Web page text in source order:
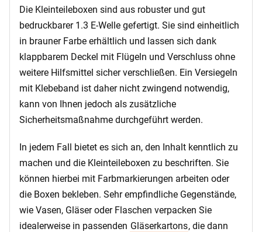
Die Kleinteileboxen sind aus robuster und gut
bedruckbarer 1.3 E-Welle gefertigt. Sie sind einheitlich
in brauner Farbe erhältlich und lassen sich dank
klappbarem Deckel mit Flügeln und Verschluss ohne
weitere Hilfsmittel sicher verschließen. Ein Versiegeln
mit Klebeband ist daher nicht zwingend notwendig,
kann von Ihnen jedoch als zusätzliche
Sicherheitsmaßnahme durchgeführt werden.
In jedem Fall bietet es sich an, den Inhalt kenntlich zu
machen und die Kleinteileboxen zu beschriften. Sie
können hierbei mit Farbmarkierungen arbeiten oder
die Boxen bekleben. Sehr empfindliche Gegenstände,
wie Vasen, Gläser oder Flaschen verpacken Sie
idealerweise in passenden Gläserkartons, die dann